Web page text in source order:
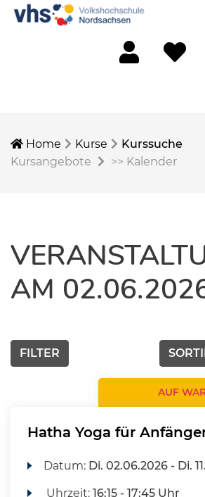
Home Kurse
Kurssuche
Kursangebote
>> Kalender
AM
FILTER
AUF
Hatha Yoga für
Datum: Di. 02.06.2026 - Di.
Uhrzeit:16:15 - 17:45 Uhr